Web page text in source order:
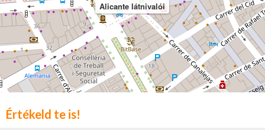
Alicante látnivalói
Értékeld te is!